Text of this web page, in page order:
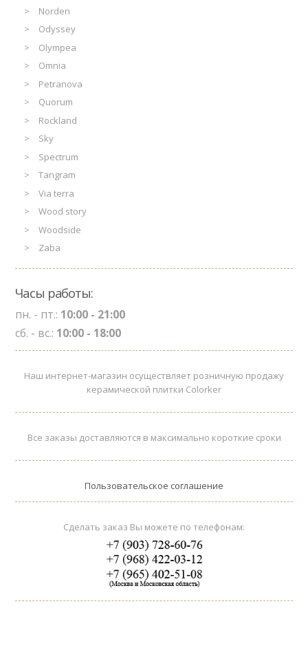
Norden
Odyssey
Olympea
Omnia
Petranova
Quorum
Rockland
Sky
Spectrum
Tangram
Via terra
Wood story
Woodside
Zaba
Часы работы:
пн. - пт.: 10:00 - 21:00
сб. - вс.: 10:00 - 18:00
Наш интернет-магазин осуществляет розничную продажу
керамической плитки Colorker
Все заказы доставляются в максимально короткие сроки
Пользовательское соглашение
Сделать заказ Вы можете по телефонам: